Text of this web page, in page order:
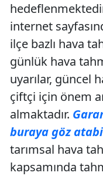
internet
ilçe bazlı hava
günlük hava
uyarılar, güncel
çiftçi için önem
almaktadır.
buraya göz
tarımsal hava
kapsamında